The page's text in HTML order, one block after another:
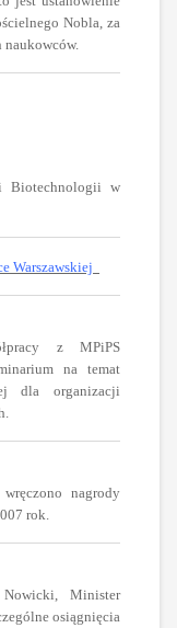
Nobla, za
Biotechnologii w
Warszawskiej
z MPiPS
na temat
dla organizacji
nagrody
rok.
Minister
osiągnięcia